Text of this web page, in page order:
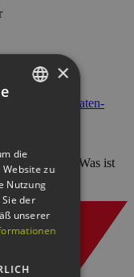
unserer
Daten­
Was ist
GERMAN
×
die
zu
Nutzung
der
unserer